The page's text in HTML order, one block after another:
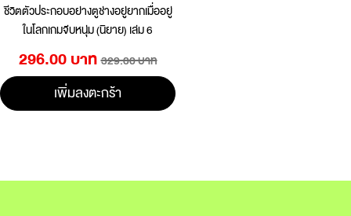
ชีวิตตัวประกอบอย่างตูช่างอยู่ยากเมื่ออยู่
ในโลกเกมจีบหนุ่ม (นิยาย) เล่ม 6
296.00 บาท 329.00 บาท
เพิ่มลงตะกร้า